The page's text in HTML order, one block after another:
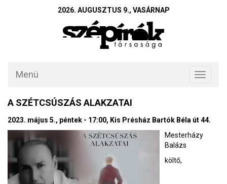
2026. AUGUSZTUS 9., VASÁRNAP
Toggle
Menü
A SZÉTCSÚSZÁS ALAKZATAI
2023. május 5., péntek - 17:00, Kis Présház Bartók Béla út 44.
Mesterházy
Balázs
költő,